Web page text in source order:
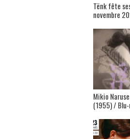
Tënk fête
novembre
Mikio
(1955) /